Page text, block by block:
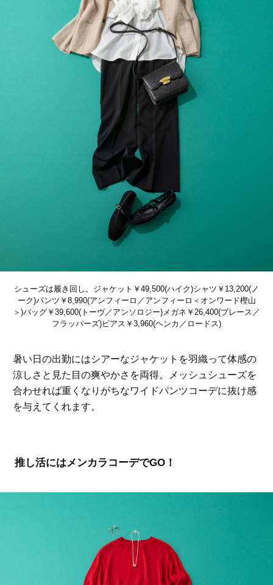
シューズは履き回し。ジャケット￥49,500(ハイク)シャツ￥13,200(ノ
ーク)パンツ￥8,990(アンフィーロ／アンフィーロ＜オンワード樫山
＞)バッグ￥39,600(トーヴ／アンソロジー)メガネ￥26,400(ブレース／
フラッパーズ)ピアス￥3,960(ヘンカ／ロードス)
暑い日の出勤にはシアーなジャケットを羽織って体感の
涼しさと見た目の爽やかさを両得。メッシュシューズを
合わせれば重くなりがちなワイドパンツコーデに抜け感
を与えてくれます。
推し活にはメンカラコーデでGO！